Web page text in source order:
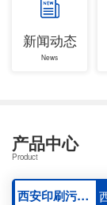
新闻动态
News
产品中心
Product
西安印刷污水处理设备